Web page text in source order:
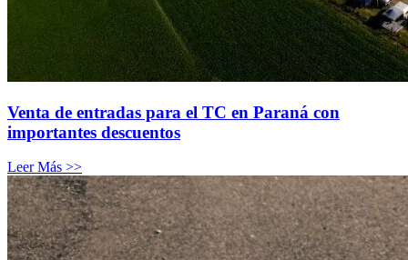
Venta de entradas para el TC en Paraná con
importantes descuentos
Leer Más >>